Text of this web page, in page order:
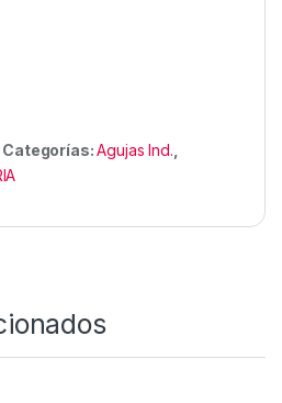
Categorías:Agujas Ind.